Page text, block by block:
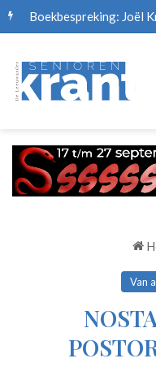
Boekbespreking: Joël
Van